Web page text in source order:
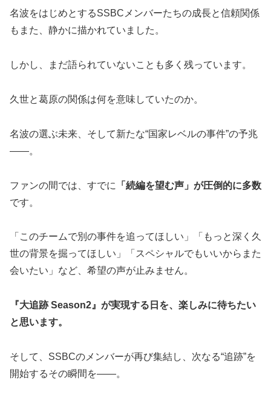
名波をはじめとするSSBCメンバーたちの成長と信頼関係
もまた、静かに描かれていました。
しかし、まだ語られていないことも多く残っています。
久世と葛原の関係は何を意味していたのか。
名波の選ぶ未来、そして新たな“国家レベルの事件”の予兆
――。
ファンの間では、すでに
「続編を望む声」が圧倒的に多数
です。
「このチームで別の事件を追ってほしい」「もっと深く久
世の背景を掘ってほしい」「スペシャルでもいいからまた
会いたい」など、希望の声が止みません。
『大追跡 Season2』が実現する日を、楽しみに待ちたい
と思います。
そして、SSBCのメンバーが再び集結し、次なる“追跡”を
開始するその瞬間を――。